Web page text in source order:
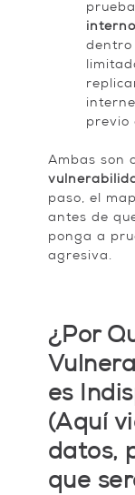
interno
dentro
previo
Ambas son
paso, el
antes de
ponga a
agresiva.
¿Por
es
(Aquí
datos,
que